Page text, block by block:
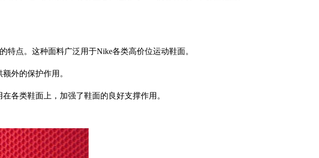
点。这种面料广泛用于Nike各类高价位运动鞋面。
外的保护作用。
类鞋面上，加强了鞋面的良好支撑作用。